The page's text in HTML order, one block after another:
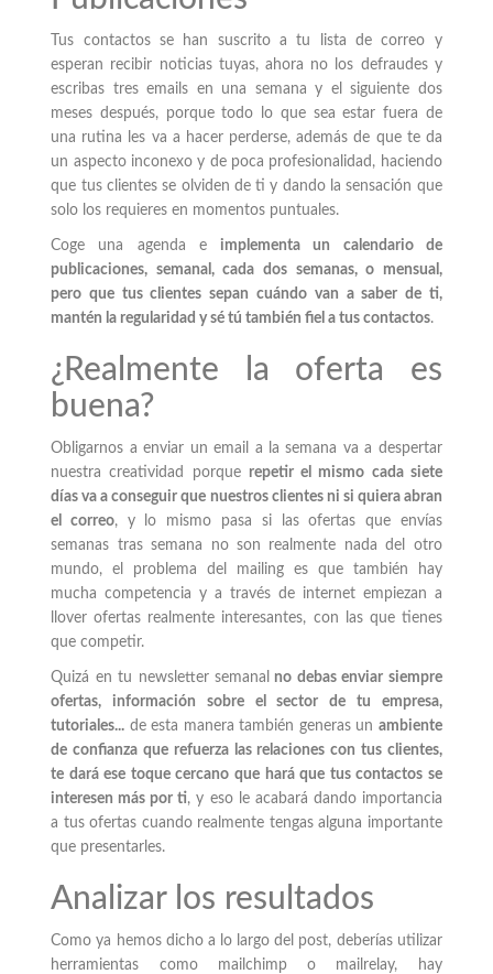
Tus contactos se han suscrito a tu lista de correo y
esperan recibir noticias tuyas, ahora no los defraudes y
escribas tres emails en una semana y el siguiente dos
meses después, porque todo lo que sea estar fuera de
una rutina les va a hacer perderse, además de que te da
un aspecto inconexo y de poca profesionalidad, haciendo
que tus clientes se olviden de ti y dando la sensación que
solo los requieres en momentos puntuales.
Coge una agenda e implementa un calendario de
publicaciones, semanal, cada dos semanas, o mensual,
pero que tus clientes sepan cuándo van a saber de ti,
mantén la regularidad y sé tú también fiel a tus contactos.
¿Realmente la oferta es
buena?
Obligarnos a enviar un email a la semana va a despertar
nuestra creatividad porque repetir el mismo cada siete
días va a conseguir que nuestros clientes ni si quiera abran
el correo, y lo mismo pasa si las ofertas que envías
semanas tras semana no son realmente nada del otro
mundo, el problema del mailing es que también hay
mucha competencia y a través de internet empiezan a
llover ofertas realmente interesantes, con las que tienes
que competir.
Quizá en tu newsletter semanal
no debas enviar siempre
ofertas, información sobre el sector de tu empresa,
tutoriales... de esta manera también generas un ambiente
de confianza que refuerza las relaciones con tus clientes,
te dará ese toque cercano que hará que tus contactos se
interesen más por ti, y eso le acabará dando importancia
a tus ofertas cuando realmente tengas alguna importante
que presentarles.
Analizar los resultados
Como ya hemos dicho a lo largo del post, deberías utilizar
herramientas como mailchimp o mailrelay, hay